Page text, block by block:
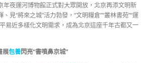
年夜運河博物館正式對大眾開放，北京再添文明新
見“將來之城”活力勃發，“文明糧倉”“叢林書苑”“運
易近多樣化文明需求，成為北京這座千年古都又一
展包養閃亮“書噴鼻京城”